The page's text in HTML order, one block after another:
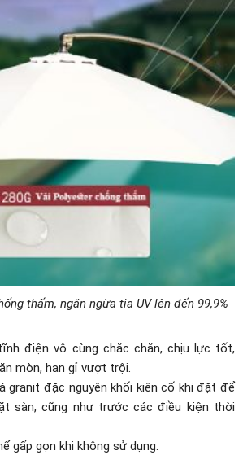
thấm, ngăn ngừa tia UV lên đến 99,9%
điện vô cùng chắc chắn, chịu lực tốt,
mòn, han gỉ vượt trội.
granit đặc nguyên khối kiên cố khi đặt để
sàn, cũng như trước các điều kiện thời
gấp gọn khi không sử dụng.